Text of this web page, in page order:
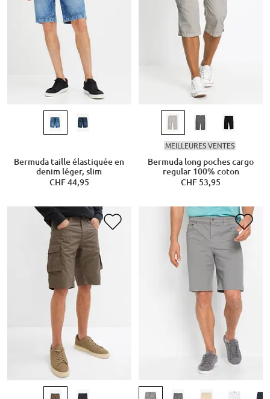
Bermuda taille élastiquée en
denim léger, slim
CHF 44,95
MEILLEURES VENTES
Bermuda long poches cargo
regular 100% coton
CHF 53,95